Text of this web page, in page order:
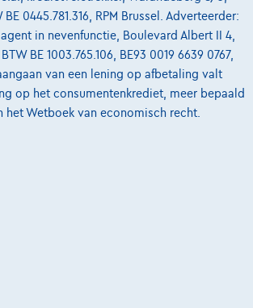
km Benzine Automaat
✓BTW aftrekbaar
met een laatste
van€9.137,26
0445.781.316, RPM Brussel. Adverteerder:
in nevenfunctie, Boulevard Albert II 4,
BE 1003.765.106, BE93 0019 6639 0767,
van een lening op afbetaling valt
op het consumentenkrediet, meer bepaald
het Wetboek van economisch recht.